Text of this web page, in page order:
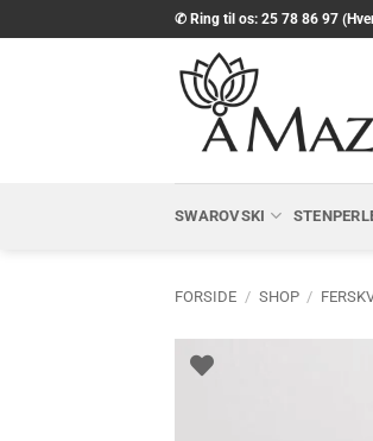
til
✆ Ring til os: 25 78 86 97
SWAROVSKI
FORSIDE / SHOP /